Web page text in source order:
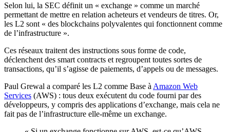
Selon lui, la SEC définit un « exchange » comme un marché
permettant de mettre en relation acheteurs et vendeurs de titres. Or,
les L2 sont « des blockchains polyvalentes qui fonctionnent comme
de l’infrastructure ».
Ces réseaux traitent des instructions sous forme de code,
déclenchent des smart contracts et regroupent toutes sortes de
transactions, qu’il s’agisse de paiements, d’appels ou de messages.
Paul Grewal a comparé les L2 comme Base à Amazon Web
Services (AWS) : tous deux exécutent du code fourni par des
développeurs, y compris des applications d’exchange, mais cela ne
fait pas de l’infrastructure elle-même un exchange.